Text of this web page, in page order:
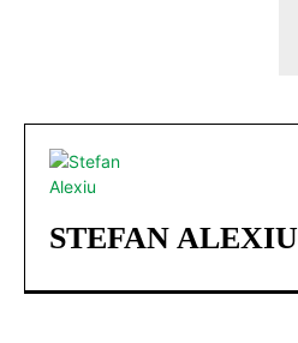
STEFAN ALEXIU